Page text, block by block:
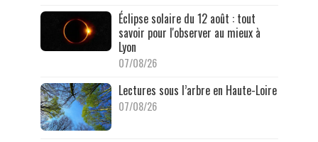
Éclipse solaire du 12 août : tout
savoir pour l'observer au mieux à
Lyon
07/08/26
Lectures sous l’arbre en Haute-Loire
07/08/26